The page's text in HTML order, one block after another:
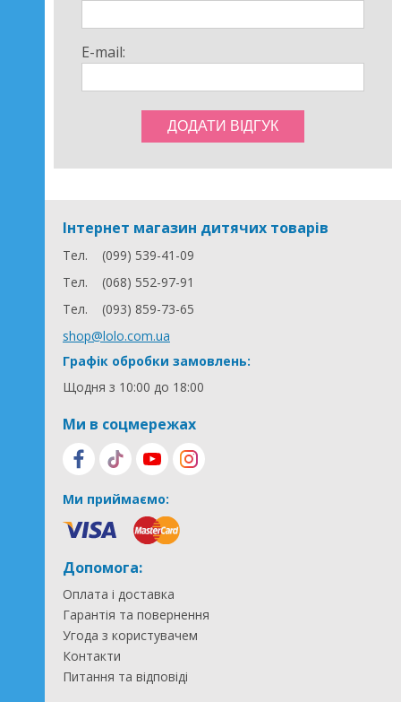
E-mail:
Інтернет магазин дитячих товарів
Тел.
(099) 539-41-09
Тел.
(068) 552-97-91
Тел.
(093) 859-73-65
shop@lolo.com.ua
Графік обробки замовлень:
Щодня з 10:00 до 18:00
Ми в соцмережах
Ми приймаємо:
Допомога:
Оплата і доставка
Гарантія та повернення
Угода з користувачем
Контакти
Питання та відповіді